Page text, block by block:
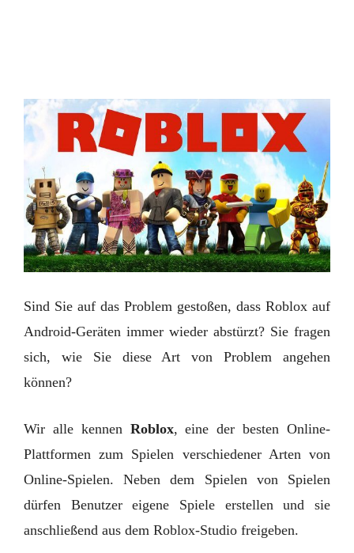
Sind Sie auf das Problem gestoßen, dass Roblox auf
Android-Geräten immer wieder abstürzt? Sie fragen
sich, wie Sie diese Art von Problem angehen
können?
Wir alle kennen Roblox, eine der besten Online-
Plattformen zum Spielen verschiedener Arten von
Online-Spielen. Neben dem Spielen von Spielen
dürfen Benutzer eigene Spiele erstellen und sie
anschließend aus dem Roblox-Studio freigeben.